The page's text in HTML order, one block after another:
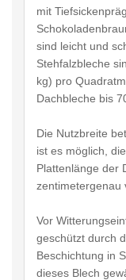
mit
sind leicht und
Stehfalzbleche
kg) pro
Dachbleche bis
Die Nutzbreite
ist es möglich,
Plattenlänge der
zentimetergenau
Vor
geschützt durch
Beschichtung in
dieses Blech